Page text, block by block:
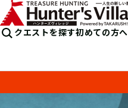
クエストを探す初めての方へ